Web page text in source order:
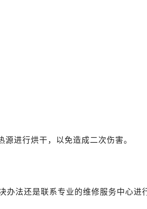
进行烘干，以免造成二次伤害。
办法还是联系专业的维修服务中心进